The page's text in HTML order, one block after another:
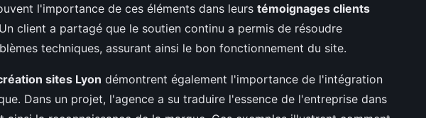
l'importance de ces éléments dans leurs témoignages clients
client a partagé que le soutien continu a permis de résoudre
techniques, assurant ainsi le bon fonctionnement du site.
sites Lyon démontrent également l'importance de l'intégration
Dans un projet, l'agence a su traduire l'essence de l'entreprise dans